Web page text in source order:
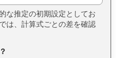
な推定の初期設定としてお
は、計算式ごとの差を確認